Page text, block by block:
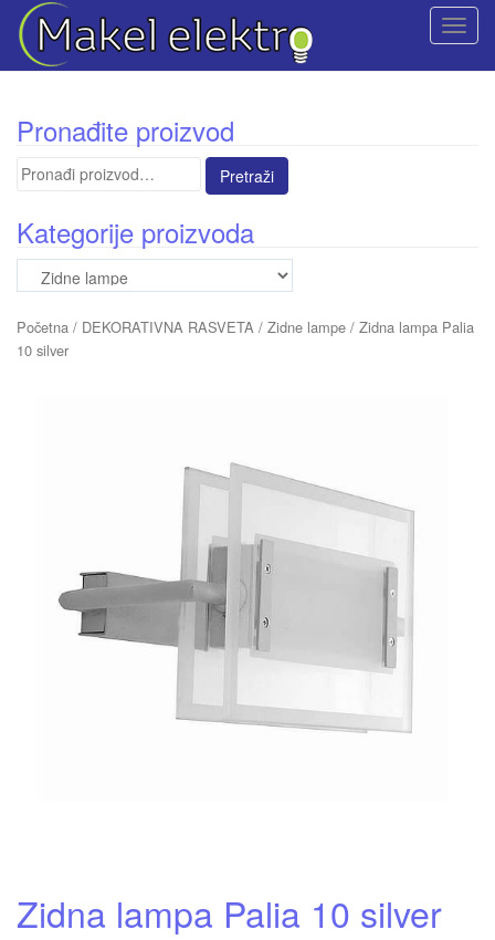
T
t
Pronađite proizvod
Pretraga
Kategorije proizvoda
Početna / DEKORATIVNA RASVETA / Zidne lampe / Zidna lampa Palia
10 silver
Zidna lampa Palia 10 silver